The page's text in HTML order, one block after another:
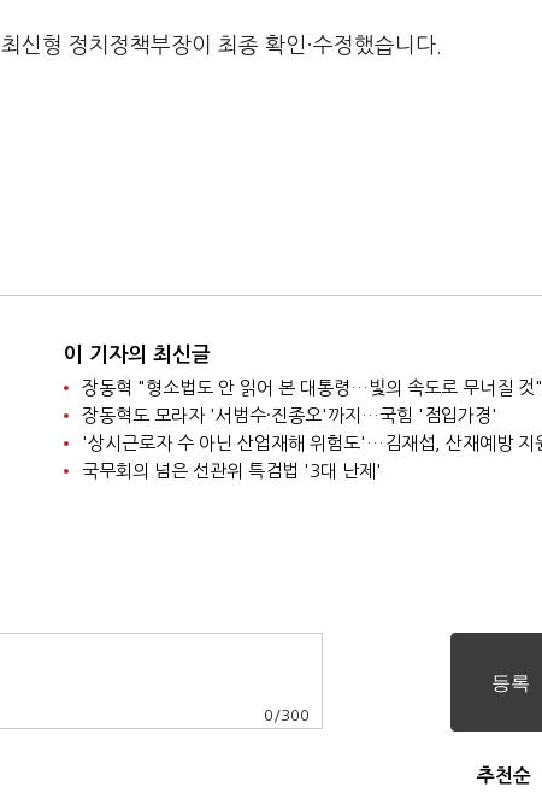
신형 정치정책부장이 최종 확인·수정했습니다.
이 기자의 최신글
장동혁 "형소법도 안 읽어 본 대통령…빛의 속도로 무너질 것"
장동혁도 모라자 '서범수·진종오'까지…국힘 '점입가경'
국무회의 넘은 선관위 특검법 '3대 난제'
0 /300
추천순